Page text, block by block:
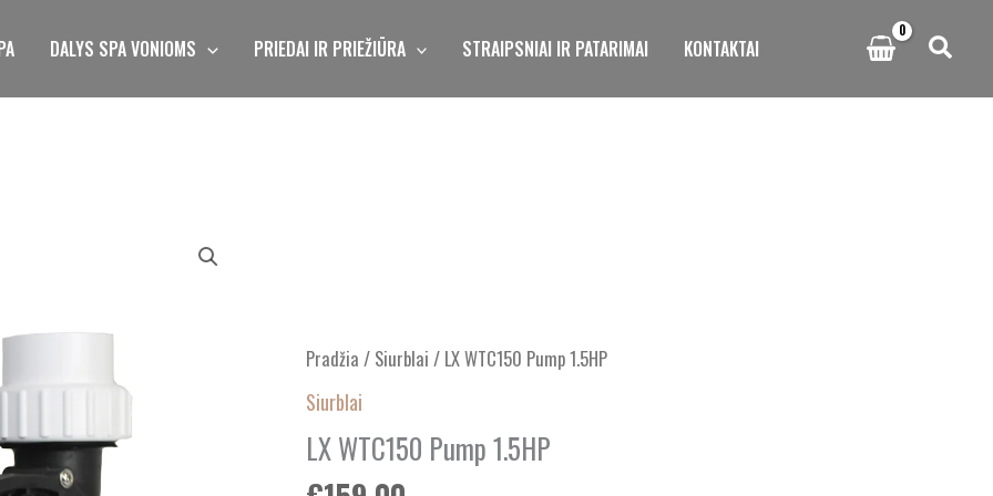
DALYS SPA VONIOMS PRIEDAI IR PRIEŽIŪRA STRAIPSNIAI IR PATARIMAI KONTAKTAI
Pradžia / Siurblai / LX WTC150 Pump 1.5HP
Siurblai
LX WTC150 Pump 1.5HP
Pump
1.5HP